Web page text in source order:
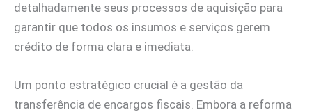
detalhadamente seus processos de aquisição para
garantir que todos os insumos e serviços gerem
crédito de forma clara e imediata.
Um ponto estratégico crucial é a gestão da
transferência de encargos fiscais. Embora a reforma